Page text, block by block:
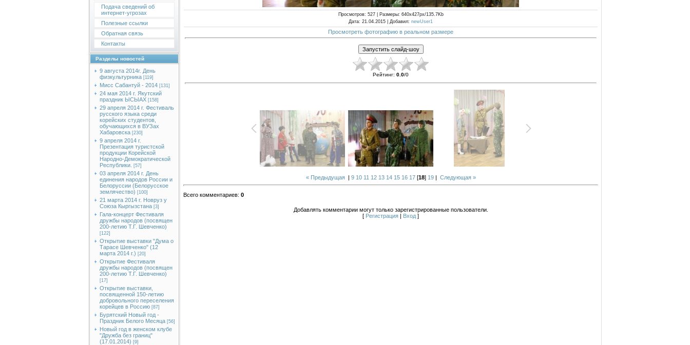
Подача сведений об
интернет-угрозах
Полезные ссылки
Обратная связь
Контакты
Разделы новостей
9 августа 2014г. День
физкультурника [119]
Мисс Сабантуй - 2014 [131]
24 мая 2014 г. Якутский
праздник ЫСЫАХ [158]
29 апреля 2014 г. Фестиваль
русского языка среди
корейских студентов,
обучающихся в ВУЗах
Хабаровска [230]
9 апреля 2014 г.
Презентация туристской
продукции Корейской
Народно-Демократической
Республики.
[57]
03 апреля 2014 г. День
единения народов России и
Белоруссии (Белорусское
землячество) [100]
21 марта 2014 г. Новруз у
Союза Кыргызстана [3]
Гала-концерт Фестиваля
дружбы народов (посвящен
200-летию Т.Г. Шевченко)
[122]
Открытие выставки "Дума о
Тарасе Шевченко" (12
марта 2014 г.) [20]
Открытие Фестиваля
дружбы народов (посвящен
200-летию Т.Г. Шевченко)
[17]
Открытие выставки,
посвященной 150-летию
добровольного переселения
корейцев в Россию [87]
Бурятский Новый год -
Праздник Белого Месяца [56]
Новый год в женском клубе
"Дружба без границ"
(17.01.2014) [9]
Просмотров: 527 | Размеры: 640x427px/135.7Kb
Дата: 21.04.2015 | Добавил: newUser1
Просмотреть фотографию в реальном размере
Рейтинг: 0.0/0
« Предыдущая| 9 10 11 12 13 14 15 16 17[18] 19| Следующая »
Всего комментариев: 0
Добавлять комментарии могут только зарегистрированные пользователи.
[ Регистрация Вход ]